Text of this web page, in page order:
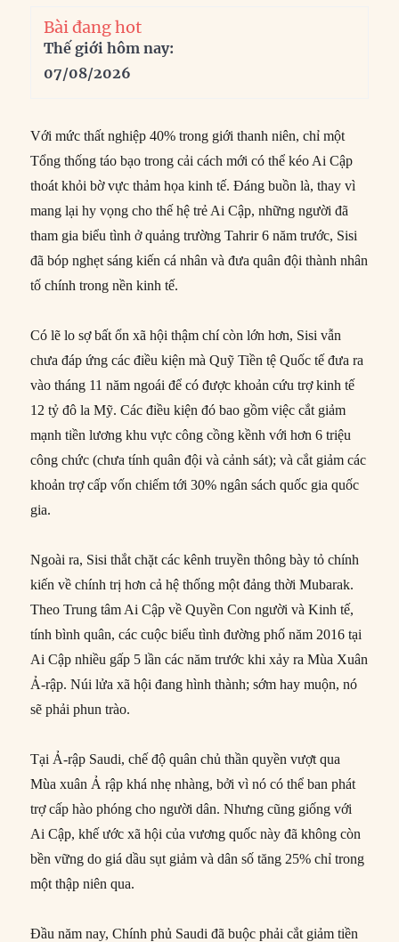
Bài đang hot
Thế giới hôm nay:
07/08/2026
Với mức thất nghiệp 40% trong giới thanh niên, chỉ một
Tổng thống táo bạo trong cải cách mới có thể kéo Ai Cập
thoát khỏi bờ vực thảm họa kinh tế. Đáng buồn là, thay vì
mang lại hy vọng cho thế hệ trẻ Ai Cập, những người đã
tham gia biểu tình ở quảng trường Tahrir 6 năm trước, Sisi
đã bóp nghẹt sáng kiến cá nhân và đưa quân đội thành nhân
tố chính trong nền kinh tế.
Có lẽ lo sợ bất ổn xã hội thậm chí còn lớn hơn, Sisi vẫn
chưa đáp ứng các điều kiện mà Quỹ Tiền tệ Quốc tế đưa ra
vào tháng 11 năm ngoái để có được khoản cứu trợ kinh tế
12 tỷ đô la Mỹ. Các điều kiện đó bao gồm việc cắt giảm
mạnh tiền lương khu vực công cồng kềnh với hơn 6 triệu
công chức (chưa tính quân đội và cảnh sát); và cắt giảm các
khoản trợ cấp vốn chiếm tới 30% ngân sách quốc gia quốc
gia.
Ngoài ra, Sisi thắt chặt các kênh truyền thông bày tỏ chính
kiến về chính trị hơn cả hệ thống một đảng thời Mubarak.
Theo Trung tâm Ai Cập về Quyền Con người và Kinh tế,
tính bình quân, các cuộc biểu tình đường phố năm 2016 tại
Ai Cập nhiều gấp 5 lần các năm trước khi xảy ra Mùa Xuân
Ả-rập. Núi lửa xã hội đang hình thành; sớm hay muộn, nó
sẽ phải phun trào.
Tại Ả-rập Saudi, chế độ quân chủ thần quyền vượt qua
Mùa xuân Ả rập khá nhẹ nhàng, bởi vì nó có thể ban phát
trợ cấp hào phóng cho người dân. Nhưng cũng giống với
Ai Cập, khế ước xã hội của vương quốc này đã không còn
bền vững do giá dầu sụt giảm và dân số tăng 25% chỉ trong
một thập niên qua.
Đầu năm nay, Chính phủ Saudi đã buộc phải cắt giảm tiền